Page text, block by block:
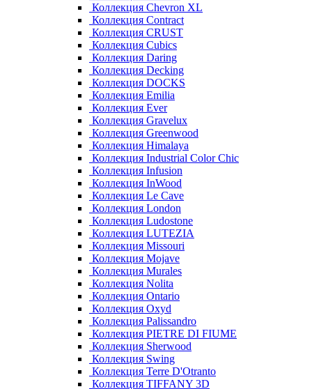
Коллекция Chevron XL
Коллекция Contract
Коллекция CRUST
Коллекция Cubics
Коллекция Daring
Коллекция Decking
Коллекция DOCKS
Коллекция Emilia
Коллекция Ever
Коллекция Gravelux
Коллекция Greenwood
Коллекция Himalaya
Коллекция Industrial Color Chic
Коллекция Infusion
Коллекция InWood
Коллекция Le Cave
Коллекция London
Коллекция Ludostone
Коллекция LUTEZIA
Коллекция Missouri
Коллекция Mojave
Коллекция Murales
Коллекция Nolita
Коллекция Ontario
Коллекция Oxyd
Коллекция Palissandro
Коллекция PIETRE DI FIUME
Коллекция Sherwood
Коллекция Swing
Коллекция Terre D'Otranto
Коллекция TIFFANY 3D